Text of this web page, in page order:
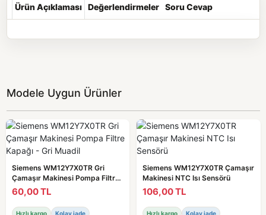
Ürün Açıklaması Değerlendirmeler Soru Cevap
Modele Uygun Ürünler
Siemens WM12Y7X0TR Gri
Çamaşır Makinesi Pompa Filtre
Kapağı - Gri Muadil
60,00 TL
Hızlı kargo Kolay iade
Siemens WM12Y7X0TR Çamaşır
Makinesi NTC Isı Sensörü
106,00 TL
Hızlı kargo Kolay iade